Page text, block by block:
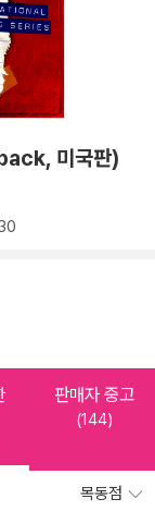
미국판)
판매자 중고
(144)
목동점